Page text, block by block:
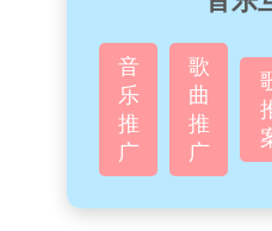
音
乐
推
广
歌
曲
推
广